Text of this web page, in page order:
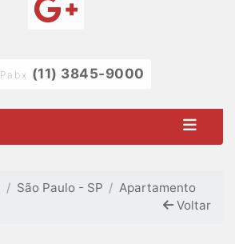
Pabx (11) 3845-9000
São Paulo - SP
Apartamento
Voltar